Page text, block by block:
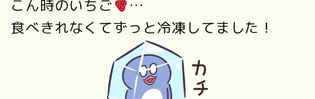
こん時のいちご
…
食べきれなくてずっと冷凍してました！